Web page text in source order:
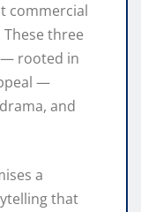
commercial
three
— rooted in
—
and
a
that